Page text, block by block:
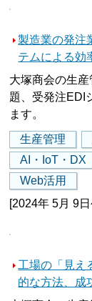
製造業の発注
テムによる効
大塚商会の生
題、受発注EDI
ます。
生産管理
AI・IoT・DX
Web活用
[2024年 5月 9
工場の「見え
的な方法、成